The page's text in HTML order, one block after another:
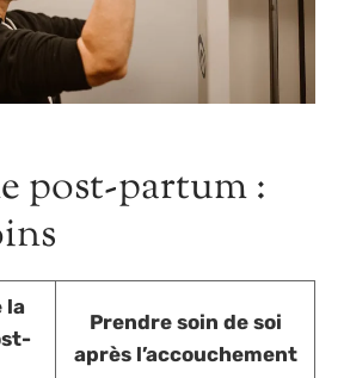
post-partum :
la
Prendre soin de soi
après l’accouchement